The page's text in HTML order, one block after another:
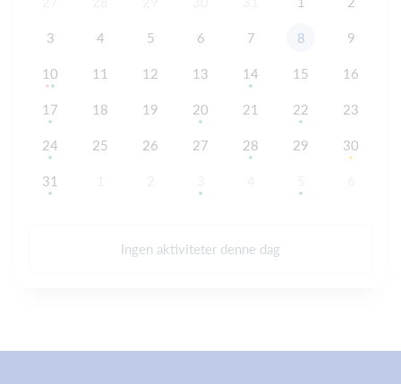
3 4 5 6 7 8 9
10 11 12 13 14 15 16
17 18 19 20 21 22 23
24 25 26 27 28 29 30
31
Ingen aktiviteter denne dag